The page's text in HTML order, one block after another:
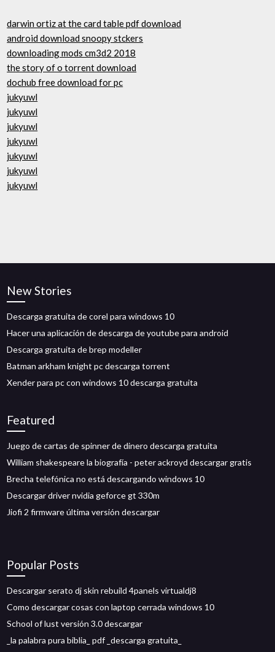
darwin ortiz at the card table pdf download
android download snoopy stckers
downloading mods cm3d2 2018
the story of o torrent download
dochub free download for pc
jukyuwl
jukyuwl
jukyuwl
jukyuwl
jukyuwl
jukyuwl
jukyuwl
New Stories
Descarga gratuita de corel para windows 10
Hacer una aplicación de descarga de youtube para android
Descarga gratuita de brep modeller
Batman arkham knight pc descarga torrent
Xender para pc con windows 10 descarga gratuita
Featured
Juego de cartas de spinner de dinero descarga gratuita
William shakespeare la biografía - peter ackroyd descargar gratis
Brecha telefónica no está descargando windows 10
Descargar driver nvidia geforce gt 330m
Jiofi 2 firmware última versión descargar
Popular Posts
Descargar serato dj skin rebuild 4panels virtualdj8
Como descargar cosas con laptop cerrada windows 10
School of lust versión 3.0 descargar
_la palabra pura biblia_ pdf _descarga gratuita_